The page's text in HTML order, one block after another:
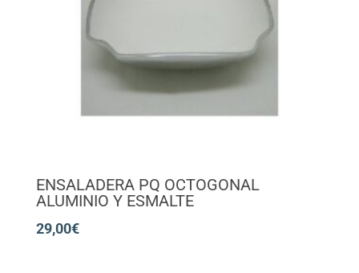
ENSALADERA PQ OCTOGONAL
ALUMINIO Y ESMALTE
29,00€